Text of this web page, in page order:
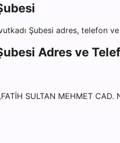
Şubesi adres, telefon
Adres ve
SULTAN MEHMET CAD.